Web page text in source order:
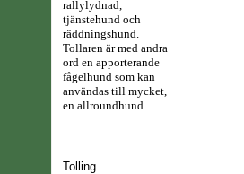
rallylydnad,
tjänstehund och
räddningshund.
Tollaren är med andra
ord en apporterande
fågelhund som kan
användas till mycket,
en allroundhund.
Tolling